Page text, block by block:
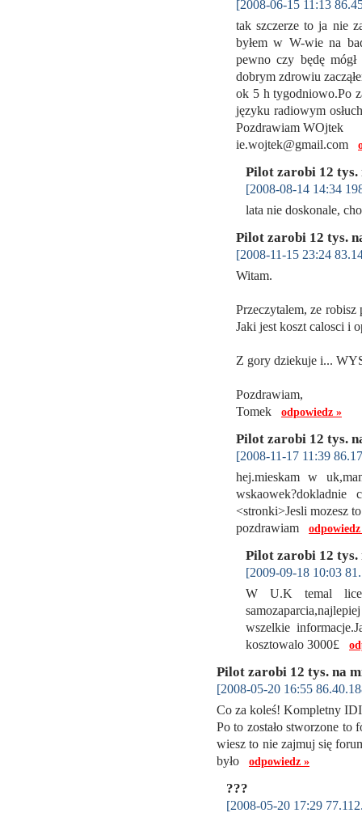
[2008-06-15 11:13
tak szczerze to ja nie
byłem w W-wie na
pewno czy będę
dobrym zdrowiu
ok 5 h tygodniowo.Po
języku radiowym
Pozdrawiam WOjtek
ie.wojtek@gmail.com
Pilot zarobi 12 tys.
[2008-08-14 14:34
lata nie doskonale,
Pilot zarobi 12 tys.
[2008-11-15 23:24
Witam.
Przeczytalem, ze
Jaki jest koszt calosci i
Z gory dziekuje i...
Pozdrawiam,
Tomek odpowiedz »
Pilot zarobi 12 tys.
[2008-11-17 11:39
hej.mieskam w
<stronki>Jesli mozesz
pozdrawiam
Pilot zarobi 12 tys.
[2009-09-18 10:03
W U.K temal
wszelkie
kosztowalo 3000£
Pilot zarobi 12 tys. na
[2008-05-20 16:55
Co za koleś! Kompletny
Po to zostało stworzone
wiesz to nie zajmuj się
było odpowiedz »
???
[2008-05-20 17:29